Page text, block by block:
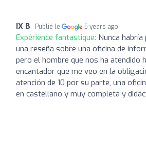
IX B Publié le 5 years ago
Expérience fantastique: Nunca
una reseña sobre una oficina de
pero el hombre que nos ha atendido
encantador que me veo en la
atención de 10 por su parte, una
en castellano y muy completa y